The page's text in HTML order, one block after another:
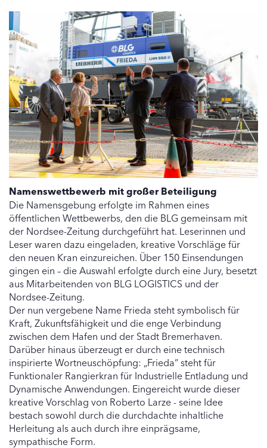
Namenswettbewerb mit großer Beteiligung
Die Namensgebung erfolgte im Rahmen eines
öffentlichen Wettbewerbs, den die BLG gemeinsam mit
der Nordsee-Zeitung durchgeführt hat. Leserinnen und
Leser waren dazu eingeladen, kreative Vorschläge für
den neuen Kran einzureichen. Über 150 Einsendungen
gingen ein – die Auswahl erfolgte durch eine Jury, besetzt
aus Mitarbeitenden von BLG LOGISTICS und der
Nordsee-Zeitung.
Der nun vergebene Name Frieda steht symbolisch für
Kraft, Zukunftsfähigkeit und die enge Verbindung
zwischen dem Hafen und der Stadt Bremerhaven.
Darüber hinaus überzeugt er durch eine technisch
inspirierte Wortneuschöpfung: „Frieda“ steht für
Funktionaler Rangierkran für Industrielle Entladung und
Dynamische Anwendungen. Eingereicht wurde dieser
kreative Vorschlag von Roberto Larze - seine Idee
bestach sowohl durch die durchdachte inhaltliche
Herleitung als auch durch ihre einprägsame,
sympathische Form.